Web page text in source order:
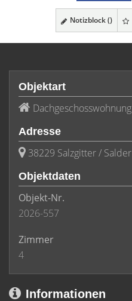
Notizblock ()
Objektart
Dachgeschosswohnung
Adresse
38229 Salzgitter / Salder
Objektdaten
Objekt-Nr.
2026-557
Zimmer
4
Informationen